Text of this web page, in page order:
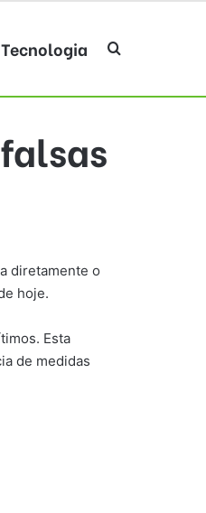
Tecnologia Procurar por
diretamente o
hoje.
Esta
de medidas